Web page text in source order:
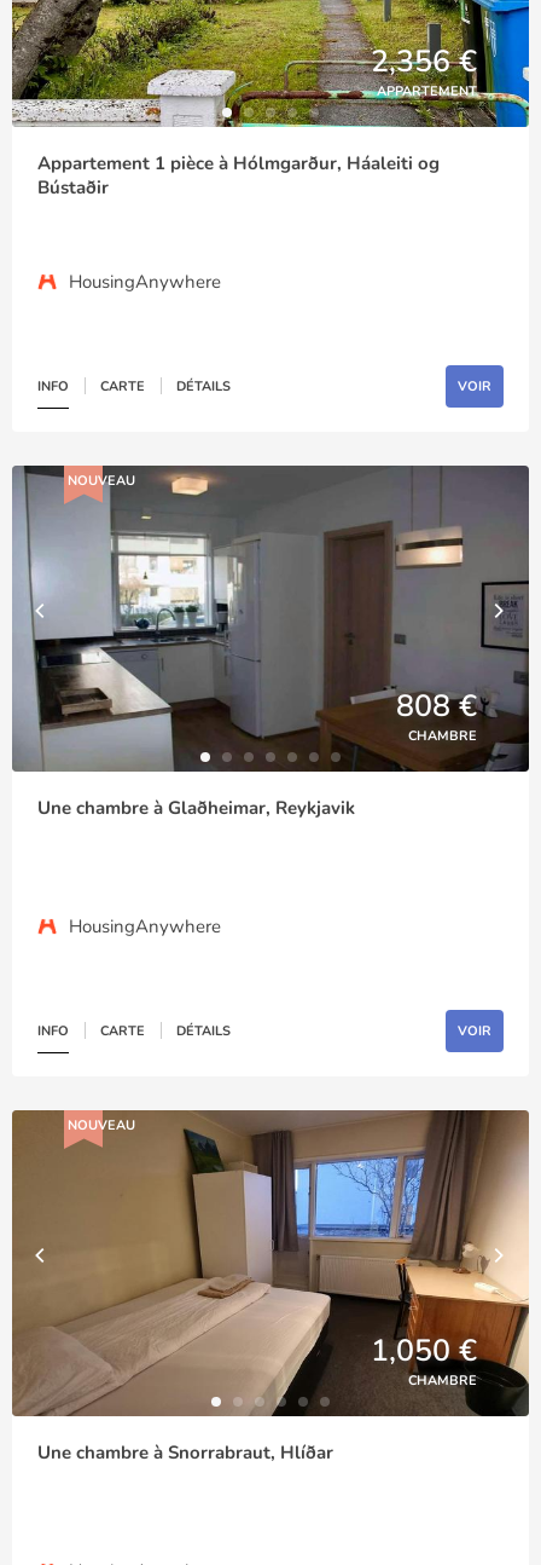
2,356 €
APPARTEMENT
Appartement 1 pièce à Hólmgarður, Háaleiti og
Bústaðir
HousingAnywhere
INFO CARTE DÉTAILS VOIR
NOUVEAU
808 €
CHAMBRE
Une chambre à Glaðheimar, Reykjavik
HousingAnywhere
INFO CARTE DÉTAILS VOIR
NOUVEAU
1,050 €
CHAMBRE
Une chambre à Snorrabraut, Hlíðar